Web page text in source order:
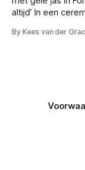
altijd’ In een ceremonie die plaatsvond in een verlaten
gisterenavond de
By Kees van der